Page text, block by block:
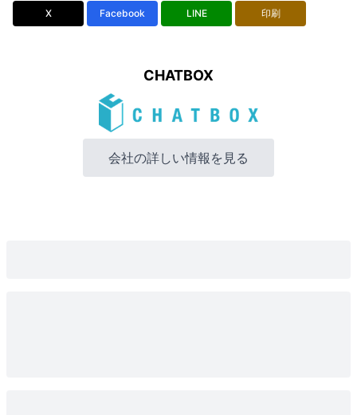
X Facebook LINE 印刷
CHATBOX
会社の詳しい情報を見る